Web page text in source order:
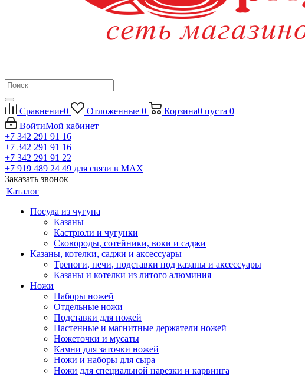
Сравнение0 Отложенные 0 Корзина0 пуста 0
ВойтиМой кабинет
+7 342 291 91 16
+7 342 291 91 16
+7 342 291 91 22
+7 919 489 24 49 для связи в МАХ
Заказать звонок
Каталог
Посуда из чугуна
Казаны
Кастрюли и чугунки
Сковороды, сотейники, воки и саджи
Казаны, котелки, саджи и аксессуары
Треноги, печи, подставки под казаны и аксессуары
Казаны и котелки из литого алюминия
Ножи
Наборы ножей
Отдельные ножи
Подставки для ножей
Настенные и магнитные держатели ножей
Ножеточки и мусаты
Камни для заточки ножей
Ножи и наборы для сыра
Ножи для специальной нарезки и карвинга